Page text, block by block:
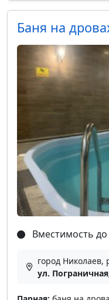
Баня на
Вместимость до
город Николаев,
ул.